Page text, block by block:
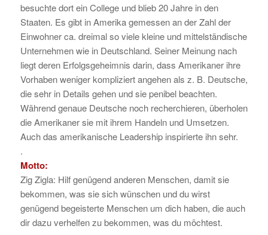
besuchte dort ein College und blieb 20 Jahre in den
Staaten. Es gibt in Amerika gemessen an der Zahl der
Einwohner ca. dreimal so viele kleine und mittelständische
Unternehmen wie in Deutschland. Seiner Meinung nach
liegt deren Erfolgsgeheimnis darin, dass Amerikaner ihre
Vorhaben weniger kompliziert angehen als z. B. Deutsche,
die sehr in Details gehen und sie penibel beachten.
Während genaue Deutsche noch recherchieren, überholen
die Amerikaner sie mit ihrem Handeln und Umsetzen.
Auch das amerikanische Leadership inspirierte ihn sehr.
.
Motto:
Zig Zigla: Hilf genügend anderen Menschen, damit sie
bekommen, was sie sich wünschen und du wirst
genügend begeisterte Menschen um dich haben, die auch
dir dazu verhelfen zu bekommen, was du möchtest.